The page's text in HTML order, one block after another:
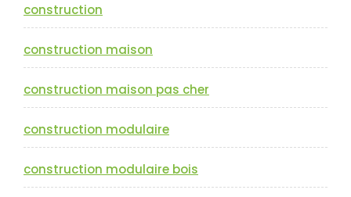
construction
construction maison
construction maison pas cher
construction modulaire
construction modulaire bois